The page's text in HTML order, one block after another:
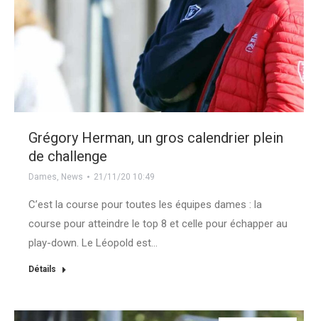
Grégory Herman, un gros calendrier plein
de challenge
Dames, News 21/11/20 10:49
C’est la course pour toutes les équipes dames : la
course pour atteindre le top 8 et celle pour échapper au
play-down. Le Léopold est…
Détails